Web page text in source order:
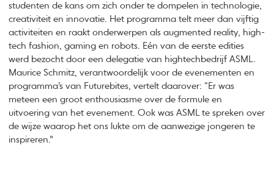
studenten de kans om zich onder te dompelen in technologie,
creativiteit en innovatie. Het programma telt meer dan vijftig
activiteiten en raakt onderwerpen als augmented reality, high-
tech fashion, gaming en robots. Eén van de eerste edities
werd bezocht door een delegatie van hightechbedrijf ASML.
Maurice Schmitz, verantwoordelijk voor de evenementen en
programma’s van Futurebites, vertelt daarover: “Er was
meteen een groot enthousiasme over de formule en
uitvoering van het evenement. Ook was ASML te spreken over
de wijze waarop het ons lukte om de aanwezige jongeren te
inspireren.”